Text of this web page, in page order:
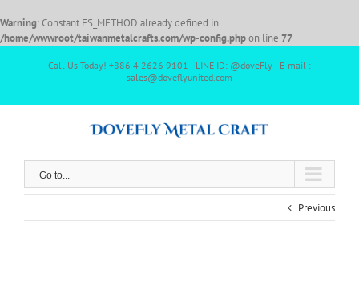
Warning: Constant FS_METHOD already defined in
/home/wwwroot/taiwanmetalcrafts.com/wp-config.phpon line 77
Call Us Today! +886 4 2626 9101 | LINE ID: @doveFly | E-mail :
sales@doveflyunited.com
Go to...
Previous